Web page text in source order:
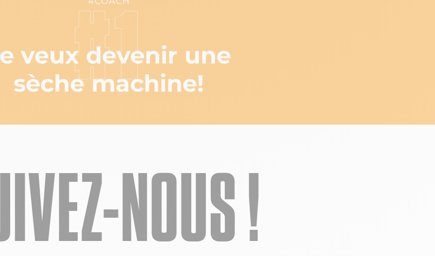
#1
veux devenir une
sèche machine!
NOUS !